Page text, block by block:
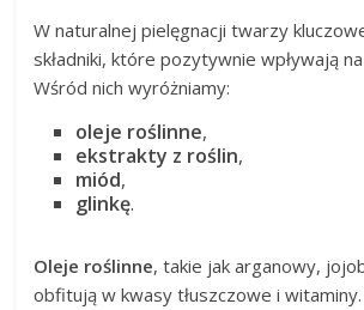
W naturalnej pielęgnacji twarzy
składniki, które pozytywnie wpływają
Wśród nich wyróżniamy:
oleje roślinne,
ekstrakty z roślin,
miód,
glinkę.
Oleje roślinne, takie jak arganowy,
obfitują w kwasy tłuszczowe i witaminy.